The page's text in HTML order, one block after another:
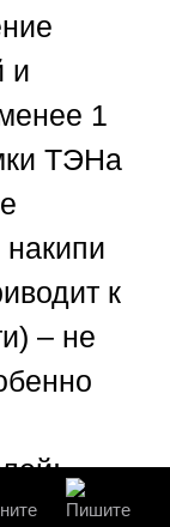
и
1
ТЭНа
к
– не